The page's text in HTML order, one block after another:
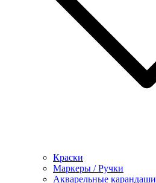
Краски
Маркеры / Ручки
Акварельные карандаши